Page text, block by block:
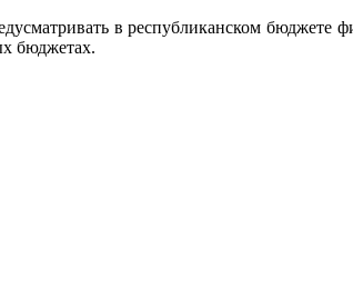
в республиканском бюджете
бюджетах.